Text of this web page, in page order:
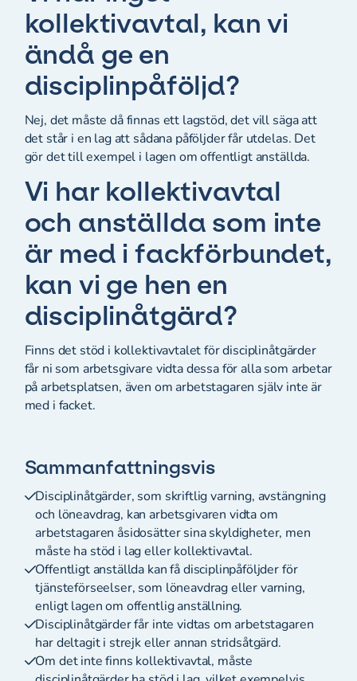
kollektivavtal, kan vi
ändå ge en
disciplinpåföljd?
Nej, det måste då finnas ett lagstöd, det vill säga att
det står i en lag att sådana påföljder får utdelas. Det
gör det till exempel i lagen om offentligt anställda.
Vi har kollektivavtal
och anställda som inte
är med i fackförbundet,
kan vi ge hen en
disciplinåtgärd?
Finns det stöd i kollektivavtalet för disciplinåtgärder
får ni som arbetsgivare vidta dessa för alla som arbetar
på arbetsplatsen, även om arbetstagaren själv inte är
med i facket.
Sammanfattningsvis
Disciplinåtgärder, som skriftlig varning, avstängning
och löneavdrag, kan arbetsgivaren vidta om
arbetstagaren åsidosätter sina skyldigheter, men
måste ha stöd i lag eller kollektivavtal.
Offentligt anställda kan få disciplinpåföljder för
tjänsteförseelser, som löneavdrag eller varning,
enligt lagen om offentlig anställning.
Disciplinåtgärder får inte vidtas om arbetstagaren
har deltagit i strejk eller annan stridsåtgärd.
Om det inte finns kollektivavtal, måste